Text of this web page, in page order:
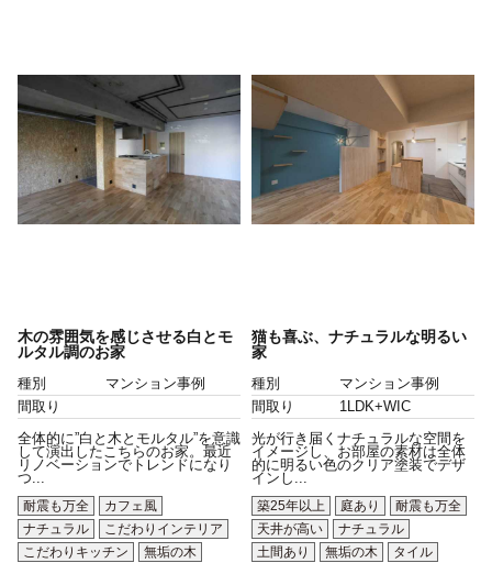
木の雰囲気を感じさせる白とモ
ルタル調のお家
種別
マンション事例
間取り
全体的に”白と木とモルタル”を意識
して演出したこちらのお家。最近
リノベーションでトレンドになり
つ...
耐震も万全
カフェ風
ナチュラル
こだわりインテリア
こだわりキッチン
無垢の木
猫も喜ぶ、ナチュラルな明るい
家
種別
マンション事例
間取り
1LDK+WIC
光が行き届くナチュラルな空間を
イメージし、お部屋の素材は全体
的に明るい色のクリア塗装でデザ
インし...
築25年以上
庭あり
耐震も万全
天井が高い
ナチュラル
土間あり
無垢の木
タイル